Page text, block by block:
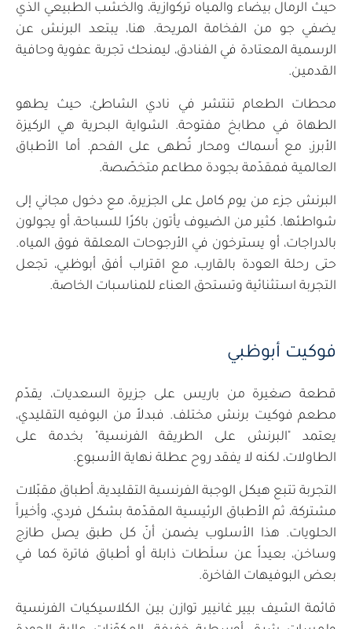
حيث الرمال بيضاء والمياه تركوازية، والخشب الطبيعي الذي
يضفي جو من الفخامة المريحة. هنا، يبتعد البرنش عن
الرسمية المعتادة في الفنادق، ليمنحك تجربة عفوية وحافية
القدمين.
محطات الطعام تنتشر في نادي الشاطئ، حيث يطهو
الطهاة في مطابخ مفتوحة. الشواية البحرية هي الركيزة
الأبرز، مع أسماك ومحار تُطهى على الفحم. أما الأطباق
العالمية فمقدّمة بجودة مطاعم متخصّصة.
البرنش جزء من يوم كامل على الجزيرة، مع دخول مجاني إلى
شواطئها. كثير من الضيوف يأتون باكرًا للسباحة، أو يجولون
بالدراجات، أو يسترخون في الأرجوحات المعلقة فوق المياه.
حتى رحلة العودة بالقارب، مع اقتراب أفق أبوظبي، تجعل
التجربة استثنائية وتستحق العناء للمناسبات الخاصة.
فوكيت أبوظبي
قطعة صغيرة من باريس على جزيرة السعديات، يقدّم
مطعم فوكيت برنش مختلف. فبدلاً من البوفيه التقليدي،
يعتمد "البرنش على الطريقة الفرنسية" بخدمة على
الطاولات، لكنه لا يفقد روح عطلة نهاية الأسبوع.
التجربة تتبع هيكل الوجبة الفرنسية التقليدية، أطباق مقبّلات
مشتركة، ثم الأطباق الرئيسية المقدّمة بشكل فردي، وأخيراََ
الحلويات. هذا الأسلوب يضمن أنّ كل طبق يصل طازج
وساخن، بعيداً عن سلَطات ذابلة أو أطباق فاترة كما في
بعض البوفيهات الفاخرة.
قائمة الشيف بيير غانيير توازن بين الكلاسيكيات الفرنسية